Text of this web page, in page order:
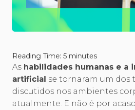
Reading Time: 5 minutes
As habilidades humanas e a
artificial se tornaram um dos
discutidos nos ambientes
atualmente. E não é por